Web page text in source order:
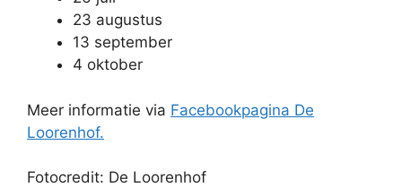
23 augustus
13 september
4 oktober
Meer informatie via Facebookpagina De
Loorenhof.
Fotocredit: De Loorenhof